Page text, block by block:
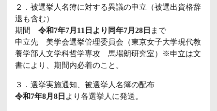
２．被選挙人名簿に対する異議の申立（被選出資格辞
退も含む）
期間 令和7年7月11日より同年7月28日 まで
申立先 美学会選挙管理委員会（東京女子大学現代教
養学部人文学科哲学専攻 馬場朗研究室）※申立は文
書により、期間内必着のこと。
３．選挙実施通知、被選挙人名簿の配布
令和7年8月8日 より各選挙人に発送。